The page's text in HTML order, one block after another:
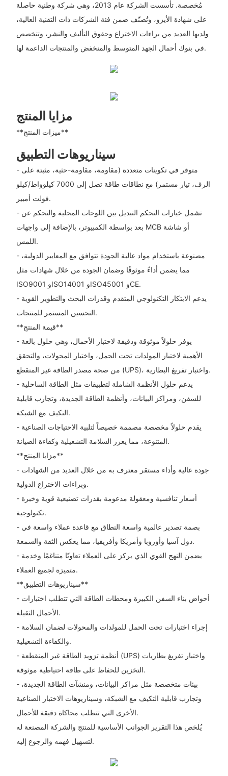
مُخصصة. تأسست الشركة عام 2013، وهي شركة وطنية حاصلة
على شهادة الأيزو، وتُصنّف ضمن فئة الشركات ذات التقنية العالية،
ولديها العديد من براءات الاختراع وحقوق التأليف والنشر، وتتخصص
في بنوك أحمال الجهد المتوسط ​​والمنخفض والمنتجات الداعمة لها.
مزايا المنتج
**ميزات المنتج**
سيناريوهات التطبيق
- متوفر في تكوينات متعددة (مقاومة، مقاومة-حثية، مثبتة على
الرف، تيار مستمر) مع نطاقات طاقة تصل إلى 7000 كيلوواط/كيلو
فولت أمبير.
- تشمل خيارات التحكم التبديل بين اللوحات المحلية والتحكم عن
بعد بواسطة الكمبيوتر، بالإضافة إلى واجهات MCB أو شاشة
اللمس.
- مصنوعة باستخدام مواد عالية الجودة تتوافق مع المعايير الدولية،
مما يضمن أداءً موثوقًا وضمان الجودة من خلال شهادات مثل
ISO9001 وISO14001 وISO45001 وCE.
- يدعم الابتكار التكنولوجي المتقدم وقدرات البحث والتطوير القوية
التحسين المستمر للمنتجات.
**قيمة المنتج**
- يوفر حلولاً موثوقة ودقيقة لاختبار الأحمال، وهي حلول بالغة
الأهمية لاختبار المولدات تحت الحمل، واختبار المحولات، والتحقق
من صحة مصدر الطاقة غير المنقطع (UPS)، واختبار تفريغ البطارية.
- يدعم حلول الأنظمة الشاملة لتطبيقات مثل الطاقة الساحلية
للسفن، ومراكز البيانات، وأنظمة الطاقة الجديدة، وتجارب قابلية
التكيف مع الشبكة.
- يقدم حلولاً مخصصة مصممة خصيصاً لتلبية الاحتياجات الصناعية
المتنوعة، مما يعزز السلامة التشغيلية وكفاءة الصيانة.
**مزايا المنتج**
- جودة عالية وأداء مستقر معترف به من خلال العديد من الشهادات
وبراءات الاختراع الدولية.
- أسعار تنافسية ومعقولة مدعومة بقدرات تصنيعية قوية وخبرة
تكنولوجية.
- بصمة تصدير عالمية واسعة النطاق مع قاعدة عملاء واسعة في
دول آسيا وأوروبا وأمريكا وأفريقيا، مما يعكس الثقة والسمعة.
- يضمن النهج القوي الذي يركز على العملاء تعاونًا متناغمًا وخدمة
متميزة لجميع العملاء.
**سيناريوهات التطبيق**
- أحواض بناء السفن الكبيرة ومحطات الطاقة التي تتطلب اختبارات
الأحمال الثقيلة.
- إجراء اختبارات تحت الحمل للمولدات والمحولات لضمان السلامة
والكفاءة التشغيلية.
- أنظمة تزويد الطاقة غير المنقطعة (UPS) واختبار تفريغ بطاريات
التخزين للحفاظ على طاقة احتياطية موثوقة.
- بيئات متخصصة مثل مراكز البيانات، ومنشآت الطاقة الجديدة،
وتجارب قابلية التكيف مع الشبكة، وسيناريوهات الاختبار الصناعية
الأخرى التي تتطلب محاكاة دقيقة للأحمال.
يُلخص هذا التقرير الجوانب الأساسية للمنتج والشركة المصنعة له
لتسهيل فهمه والرجوع إليه.